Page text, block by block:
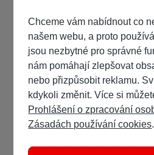
Chceme vám nabídnout co
našem webu, a proto
jsou nezbytné pro správné
nám pomáhají zlepšovat
nebo přizpůsobit reklamu.
kdykoli změnit. Více si
Prohlášení o zpracování
Zásadách používání cookies.